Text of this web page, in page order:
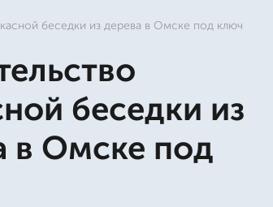
беседки из дерева в Омске под ключ
беседки из
в Омске под